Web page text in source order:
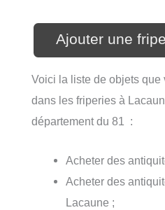
Ajouter une
Voici la liste de objets que
dans les friperies à
département du 81 :
Acheter des
Acheter des
Lacaune ;